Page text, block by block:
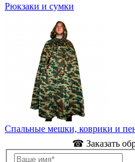
Рюкзаки и сумки
Спальные мешки, коврики и
☎ Заказать